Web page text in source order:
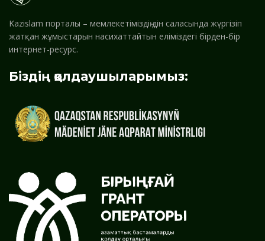
Kazislam порталы – мемлекетіміздің дін саласында жүргізіп
жатқан жұмыстарын насихаттайтын еліміздегі бірден-бір
интернет-ресурс.
Біздің қолдаушыларымыз: